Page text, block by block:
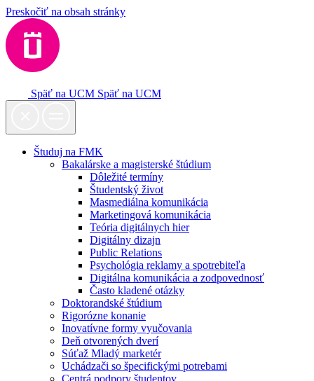
Preskočiť na obsah stránky
Späť na UCM Späť na UCM
Študuj na FMK
Bakalárske a magisterské štúdium
Dôležité termíny
Študentský život
Masmediálna komunikácia
Marketingová komunikácia
Teória digitálnych hier
Digitálny dizajn
Public Relations
Psychológia reklamy a spotrebiteľa
Digitálna komunikácia a zodpovednosť
Často kladené otázky
Doktorandské štúdium
Rigorózne konanie
Inovatívne formy vyučovania
Deň otvorených dverí
Súťaž Mladý marketér
Uchádzači so špecifickými potrebami
Centrá podpory študentov